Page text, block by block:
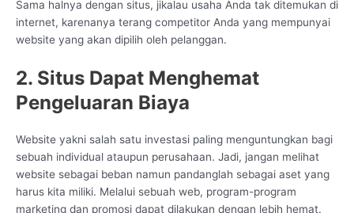
Sama halnya dengan situs, jikalau usaha Anda tak ditemukan di
internet, karenanya terang competitor Anda yang mempunyai
website yang akan dipilih oleh pelanggan.
2. Situs Dapat Menghemat
Pengeluaran Biaya
Website yakni salah satu investasi paling menguntungkan bagi
sebuah individual ataupun perusahaan. Jadi, jangan melihat
website sebagai beban namun pandanglah sebagai aset yang
harus kita miliki. Melalui sebuah web, program-program
marketing dan promosi dapat dilakukan dengan lebih hemat.